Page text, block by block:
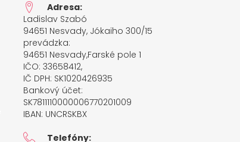
Adresa:
Ladislav Szabó
94651 Nesvady, Jókaiho 300/15
prevádzka:
94651 Nesvady,Farské pole 1
IČO: 33658412,
IČ DPH: SK1020426935
Bankový účet:
SK7811110000006770201009
IBAN: UNCRSKBX
Telefóny: